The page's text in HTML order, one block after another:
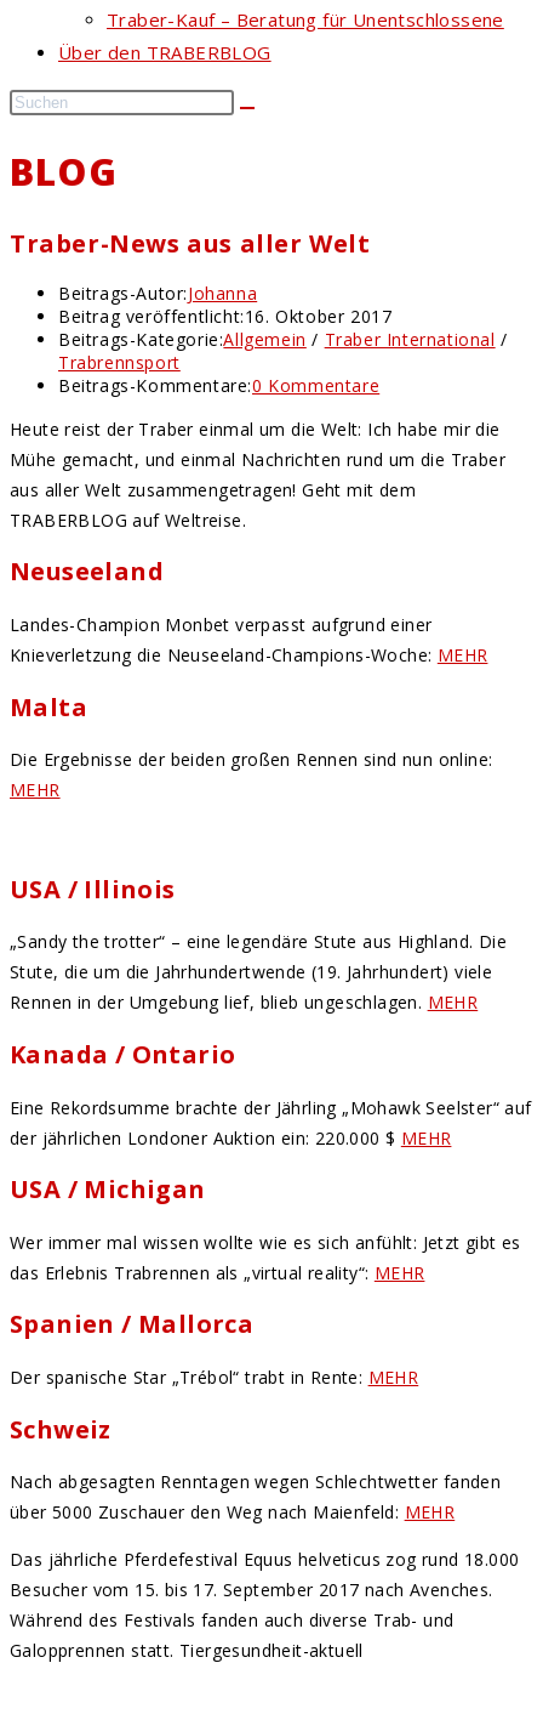
Traber-Kauf – Beratung für Unentschlossene
Über den TRABERBLOG
BLOG
Traber-News aus aller Welt
Beitrags-Autor:Johanna
Beitrag veröffentlicht:16. Oktober 2017
Beitrags-Kategorie:Allgemein / Traber International /
Trabrennsport
Beitrags-Kommentare:0 Kommentare
Heute reist der Traber einmal um die Welt: Ich habe mir die
Mühe gemacht, und einmal Nachrichten rund um die Traber
aus aller Welt zusammengetragen! Geht mit dem
TRABERBLOG auf Weltreise.
Neuseeland
Landes-Champion Monbet verpasst aufgrund einer
Knieverletzung die Neuseeland-Champions-Woche: MEHR
Malta
Die Ergebnisse der beiden großen Rennen sind nun online:
MEHR
USA / Illinois
„Sandy the trotter“ – eine legendäre Stute aus Highland. Die
Stute, die um die Jahrhundertwende (19. Jahrhundert) viele
Rennen in der Umgebung lief, blieb ungeschlagen. MEHR
Kanada / Ontario
Eine Rekordsumme brachte der Jährling „Mohawk Seelster“ auf
der jährlichen Londoner Auktion ein: 220.000 $ MEHR
USA / Michigan
Wer immer mal wissen wollte wie es sich anfühlt: Jetzt gibt es
das Erlebnis Trabrennen als „virtual reality“: MEHR
Spanien / Mallorca
Der spanische Star „Trébol“ trabt in Rente: MEHR
Schweiz
Nach abgesagten Renntagen wegen Schlechtwetter fanden
über 5000 Zuschauer den Weg nach Maienfeld: MEHR
Das jährliche Pferdefestival Equus helveticus zog rund 18.000
Besucher vom 15. bis 17. September 2017 nach Avenches.
Während des Festivals fanden auch diverse Trab- und
Galopprennen statt. Tiergesundheit-aktuell